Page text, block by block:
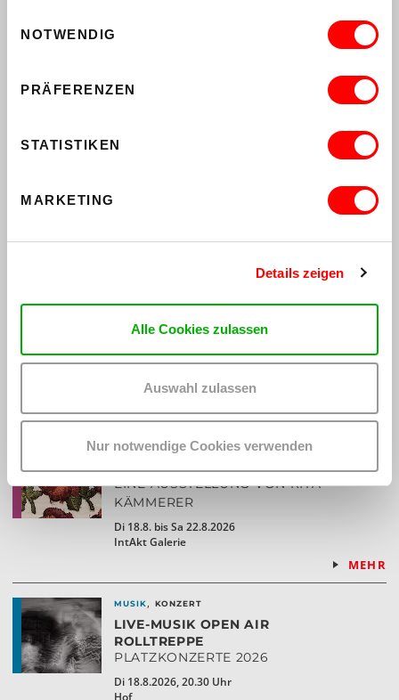
NOTWENDIG
PRÄFERENZEN
STATISTIKEN
MARKETING
Details zeigen
Alle Cookies zulassen
Auswahl zulassen
Nur notwendige Cookies verwenden
MANGA ZEICHNEN (10-13 J)
MIT JAN RESPERGER UND NICOLE
MIT CHRISTIAN FREER / MELANIE
Museum
MEHR
KUNST,AUSSTELLUNG
SECOND NATURE
EINE AUSSTELLUNG VON RITA
KÄMMERER
Di 18.8. bis Sa 22.8.2026
IntAkt Galerie
MEHR
MUSIK, KONZERT
LIVE-MUSIK OPEN AIR
ROLLTREPPE
PLATZKONZERTE 2026
Di 18.8.2026, 20.30 Uhr
Hof